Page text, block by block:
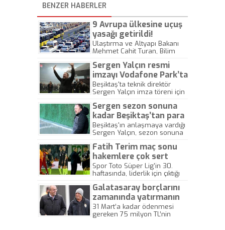
BENZER HABERLER
9 Avrupa ülkesine uçuş
yasağı getirildi!
Ulaştırma ve Altyapı Bakanı
Mehmet Cahit Turan, Bilim
yaptığı açıklamada, "Almanya,
Fransa, İspanya, Norveç,
Danimarka, Belçika, Avusturya,
İsveç ve Hollanda'ya yapılan
seferler cumartesi sabah
08.00'en itibaren 17 Nisan
tarihine kadar durdurulacaktır"
dedi.
Sergen Yalçın resmi
imzayı Vodafone Park’ta
attı
Beşiktaş'ta teknik direktör
Sergen Yalçın imza töreni için
buluştu. İmza töreni 19.03'te
başladı. Sergen Yalçın
taraftara yaptığı konuşma
gündeme oturdu.
Sergen sezon sonuna
kadar Beşiktaş’tan para
almayacak!
Beşiktaş'ın anlaşmaya vardığı
Sergen Yalçın, sezon sonuna
bir ücret almayacak. 47
yaşındaki hoca, Rizespor
maçında takımın başında yer
alacak.
Fatih Terim maç sonu
hakemlere çok sert
tepki verdi!
Spor Toto Süper Lig'in 30.
haftasında, liderlik için çıktığı
fırsat tepen Galatasaray'da,
Teknik Direktör Fatih Terim,
hakemlere çok sert tepki
gösterdi...
Galatasaray borçlarını
zamanında yatırmanın
mutluluğunu yaşıyor
31 Mart’a kadar ödenmesi
gereken 75 milyon TL’nin